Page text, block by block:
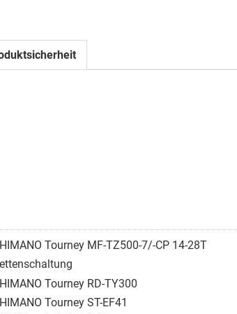
Tourney MF-TZ500-7/-CP 14-28T
Tourney RD-TY300
Tourney ST-EF41